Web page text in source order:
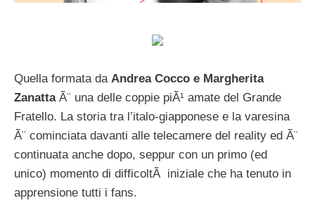
Quella formata da Andrea Cocco e Margherita
ZanattaÃ¨ una delle coppie piÃ¹ amate del Grande
Fratello. La storia tra l’italo-giapponese e la varesina
Ã¨ cominciata davanti alle telecamere del reality ed Ã¨
continuata anche dopo, seppur con un primo (ed
unico) momento di difficoltÃ iniziale che ha tenuto in
apprensione tutti i fans.